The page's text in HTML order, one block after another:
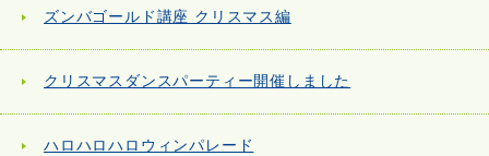
ズンバゴールド講座 クリスマス編
クリスマスダンスパーティー開催しました
ハロハロハロウィンパレード